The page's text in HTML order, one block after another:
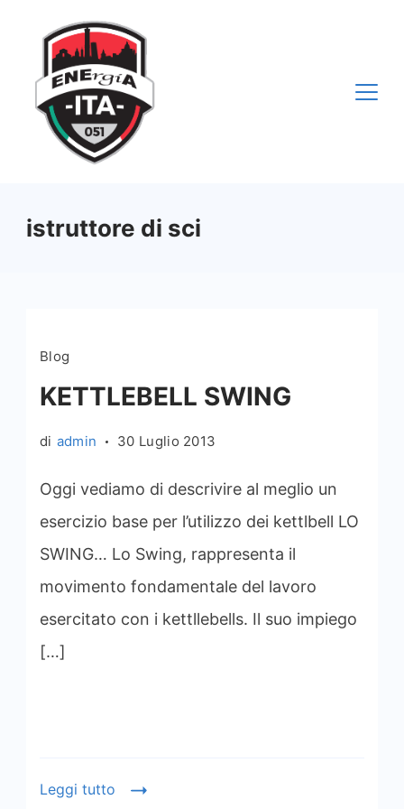
contenuto
istruttore di sci
Blog
KETTLEBELL SWING
di admin 30 Luglio 2013
Oggi vediamo di descrivire al meglio un
esercizio base per l’utilizzo dei kettlbell LO
SWING… Lo Swing, rappresenta il
movimento fondamentale del lavoro
esercitato con i kettllebells. Il suo impiego
[…]
Leggi tutto